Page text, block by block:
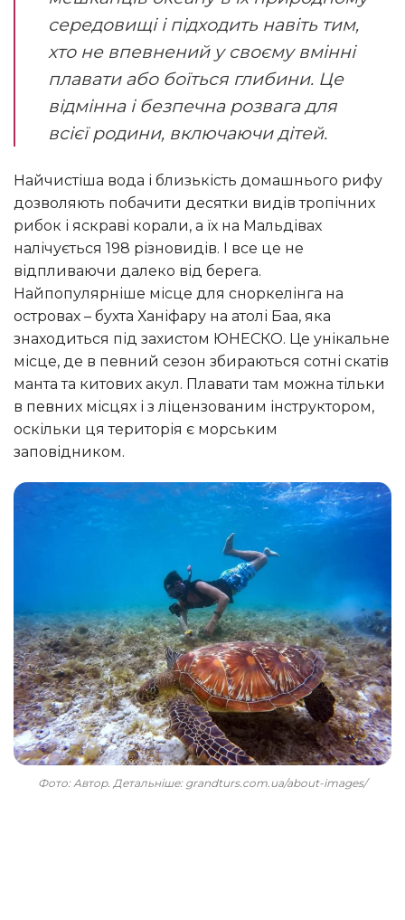
середовищі і підходить навіть тим,
хто не впевнений у своєму вмінні
плавати або боїться глибини. Це
відмінна і безпечна розвага для
всієї родини, включаючи дітей.
Найчистіша вода і близькість домашнього рифу
дозволяють побачити десятки видів тропічних
рибок і яскраві корали, а їх на Мальдівах
налічується 198 різновидів. І все це не
відпливаючи далеко від берега.
Найпопулярніше місце для сноркелінга на
островах – бухта Ханіфару на атолі Баа, яка
знаходиться під захистом ЮНЕСКО. Це унікальне
місце, де в певний сезон збираються сотні скатів
манта та китових акул. Плавати там можна тільки
в певних місцях і з ліцензованим інструктором,
оскільки ця територія є морським
заповідником.
Фото: Автор. Детальніше: grandturs.com.ua/about-images/